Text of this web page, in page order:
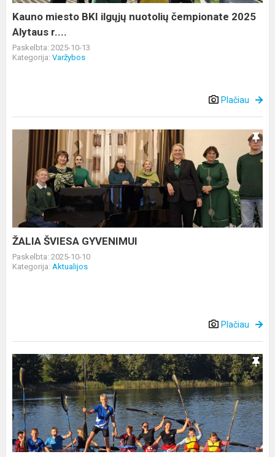
Alytaus
r....
Kauno miesto BKI ilgųjų nuotolių čempionate 2025
Alytaus r....
Paskelbta: 2025-10-13
Kategorija: Varžybos
Plačiau
ŽALIA
ŠVIESA
GYVENIMUI
ŽALIA ŠVIESA GYVENIMUI
Paskelbta: 2025-10-10
Kategorija: Aktualijos
Plačiau
Susitikimas
su
Lietuvos
BKI
olimpiečiais
–
įkvepianti